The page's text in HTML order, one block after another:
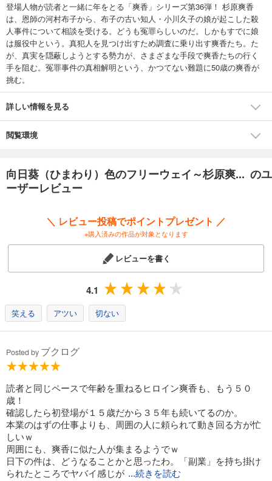
登場人物が読者と一緒に年をとる「爽香」シリーズ第36弾！ 杉原爽香
は、恩師の河村布子から、布子の古い知人・小川久子の娘が起こした殺
人事件について相談を受ける。どうも冤罪らしいのだ。しかもすでに娘
は服役中という。真犯人を見つけ出すため調査に乗り出す爽香たち。た
が、真実を隠蔽しようとする勢力が、さまざまな手段で爽香たちの行く
手を阻む。冤罪事件の真相解明という、かつてない難題に50歳の爽香が
挑む。
詳しい情報を見る
閲覧環境
向日葵（ひまわり）色のフリーウェイ～杉原爽... のユ
ーザーレビュー
＼ レビュー投稿でポイントプレゼント ／
※購入済みの作品が対象となります
レビューを書く
4.1
笑える アツい 切ない
Posted by ブクログ
読者と同じペースで年齢を重ねるヒロイン爽香も、もう５０
歳！
確認したら初登場が１５歳だから３５年も続いてるのか。
本業のはずの仕事よりも、周囲の人に頼られて動き回る方が忙
しいｗ
周囲にも、爽香に似た人が集まるようでｗ
日下の件は、どうなることかと思ったわ。「副業」を持ち掛け
られたところでヤバイ感じが ...続きを読む